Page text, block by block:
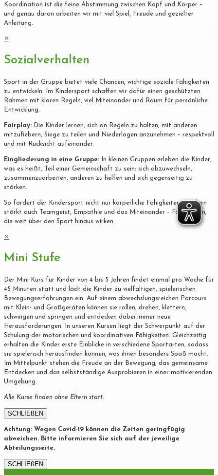
Koordination ist die feine Abstimmung zwischen Kopf und Körper –
und genau daran arbeiten wir mit viel Spiel, Freude und gezielter
Anleitung.
✕
Sozialverhalten
Sport in der Gruppe bietet viele Chancen, wichtige soziale Fähigkeiten
zu entwickeln. Im Kindersport schaffen wir dafür einen geschützten
Rahmen mit klaren Regeln, viel Miteinander und Raum für persönliche
Entwicklung.
Fairplay: Die Kinder lernen, sich an Regeln zu halten, mit anderen
mitzufiebern, Siege zu teilen und Niederlagen anzunehmen – respektvoll
und mit Rücksicht aufeinander.
Eingliederung in eine Gruppe: In kleinen Gruppen erleben die Kinder,
was es heißt, Teil einer Gemeinschaft zu sein: sich abzuwechseln,
zusammenzuarbeiten, anderen zu helfen und sich gegenseitig zu
stärken.
So fördert der Kindersport nicht nur körperliche Fähigkeiten, sondern
stärkt auch Teamgeist, Empathie und das Miteinander – Fähigkeiten,
die weit über den Sport hinaus wirken.
✕
Mini Stufe
Der Mini-Kurs für Kinder von 4 bis 5 Jahren findet einmal pro Woche für
45 Minuten statt und lädt die Kinder zu vielfältigen, spielerischen
Bewegungserfahrungen ein. Auf einem abwechslungsreichen Parcours
mit Klein- und Großgeräten können sie rollen, drehen, klettern,
schwingen und springen und entdecken dabei immer neue
Herausforderungen. In unseren Kursen liegt der Schwerpunkt auf der
Schulung der motorischen und koordinativen Fähigkeiten. Gleichzeitig
erhalten die Kinder erste Einblicke in verschiedene Sportarten, sodass
sie spielerisch herausfinden können, was ihnen besonders Spaß macht.
Im Mittelpunkt stehen die Freude an der Bewegung, das gemeinsame
Entdecken und das selbstständige Ausprobieren in einer motivierenden
Umgebung.
Alle Kurse finden ohne Eltern statt.
SCHLIEßEN
Achtung: Wegen Covid-19 können die Zeiten geringfügig
abweichen. Bitte informieren Sie sich auf der jeweilige
Abteilungsseite.
SCHLIEßEN